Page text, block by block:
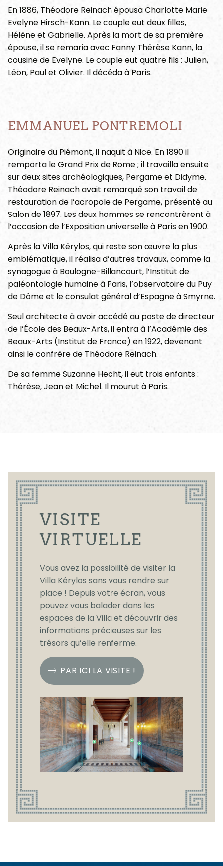
En 1886, Théodore Reinach épousa Charlotte Marie
Evelyne Hirsch-Kann. Le couple eut deux filles,
Hélène et Gabrielle. Après la mort de sa première
épouse, il se remaria avec Fanny Thérèse Kann, la
cousine de Evelyne. Le couple eut quatre fils : Julien,
Léon, Paul et Olivier. Il décéda à Paris.
EMMANUEL PONTREMOLI
Originaire du Piémont, il naquit à Nice. En 1890 il
remporta le Grand Prix de Rome ; il travailla ensuite
sur deux sites archéologiques, Pergame et Didyme.
Théodore Reinach avait remarqué son travail de
restauration de l’acropole de Pergame, présenté au
Salon de 1897. Les deux hommes se rencontrèrent à
l’occasion de l’Exposition universelle à Paris en 1900.
Après la Villa Kérylos, qui reste son œuvre la plus
emblématique, il réalisa d’autres travaux, comme la
synagogue à Boulogne-Billancourt, l’Institut de
paléontologie humaine à Paris, l’observatoire du Puy
de Dôme et le consulat général d’Espagne à Smyrne.
Seul architecte à avoir accédé au poste de directeur
de l’École des Beaux-Arts, il entra à l’Académie des
Beaux-Arts (Institut de France) en 1922, devenant
ainsi le confrère de Théodore Reinach.
De sa femme Suzanne Hecht, il eut trois enfants :
Thérèse, Jean et Michel. Il mourut à Paris.
VISITE
VIRTUELLE
Vous avez la possibilité de visiter la
Villa Kérylos sans vous rendre sur
place ! Depuis votre écran, vous
pouvez vous balader dans les
espaces de la Villa et découvrir des
informations précieuses sur les
trésors qu’elle renferme.
PAR ICI LA VISITE !